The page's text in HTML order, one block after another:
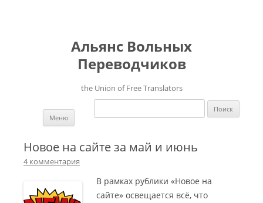
Альянс Вольных
Переводчиков
the Union of Free Translators
Найти:
Меню
Новое на сайте за май и июнь
4 комментария
В рамках рублики «Новое на
сайте» освещается всё, что